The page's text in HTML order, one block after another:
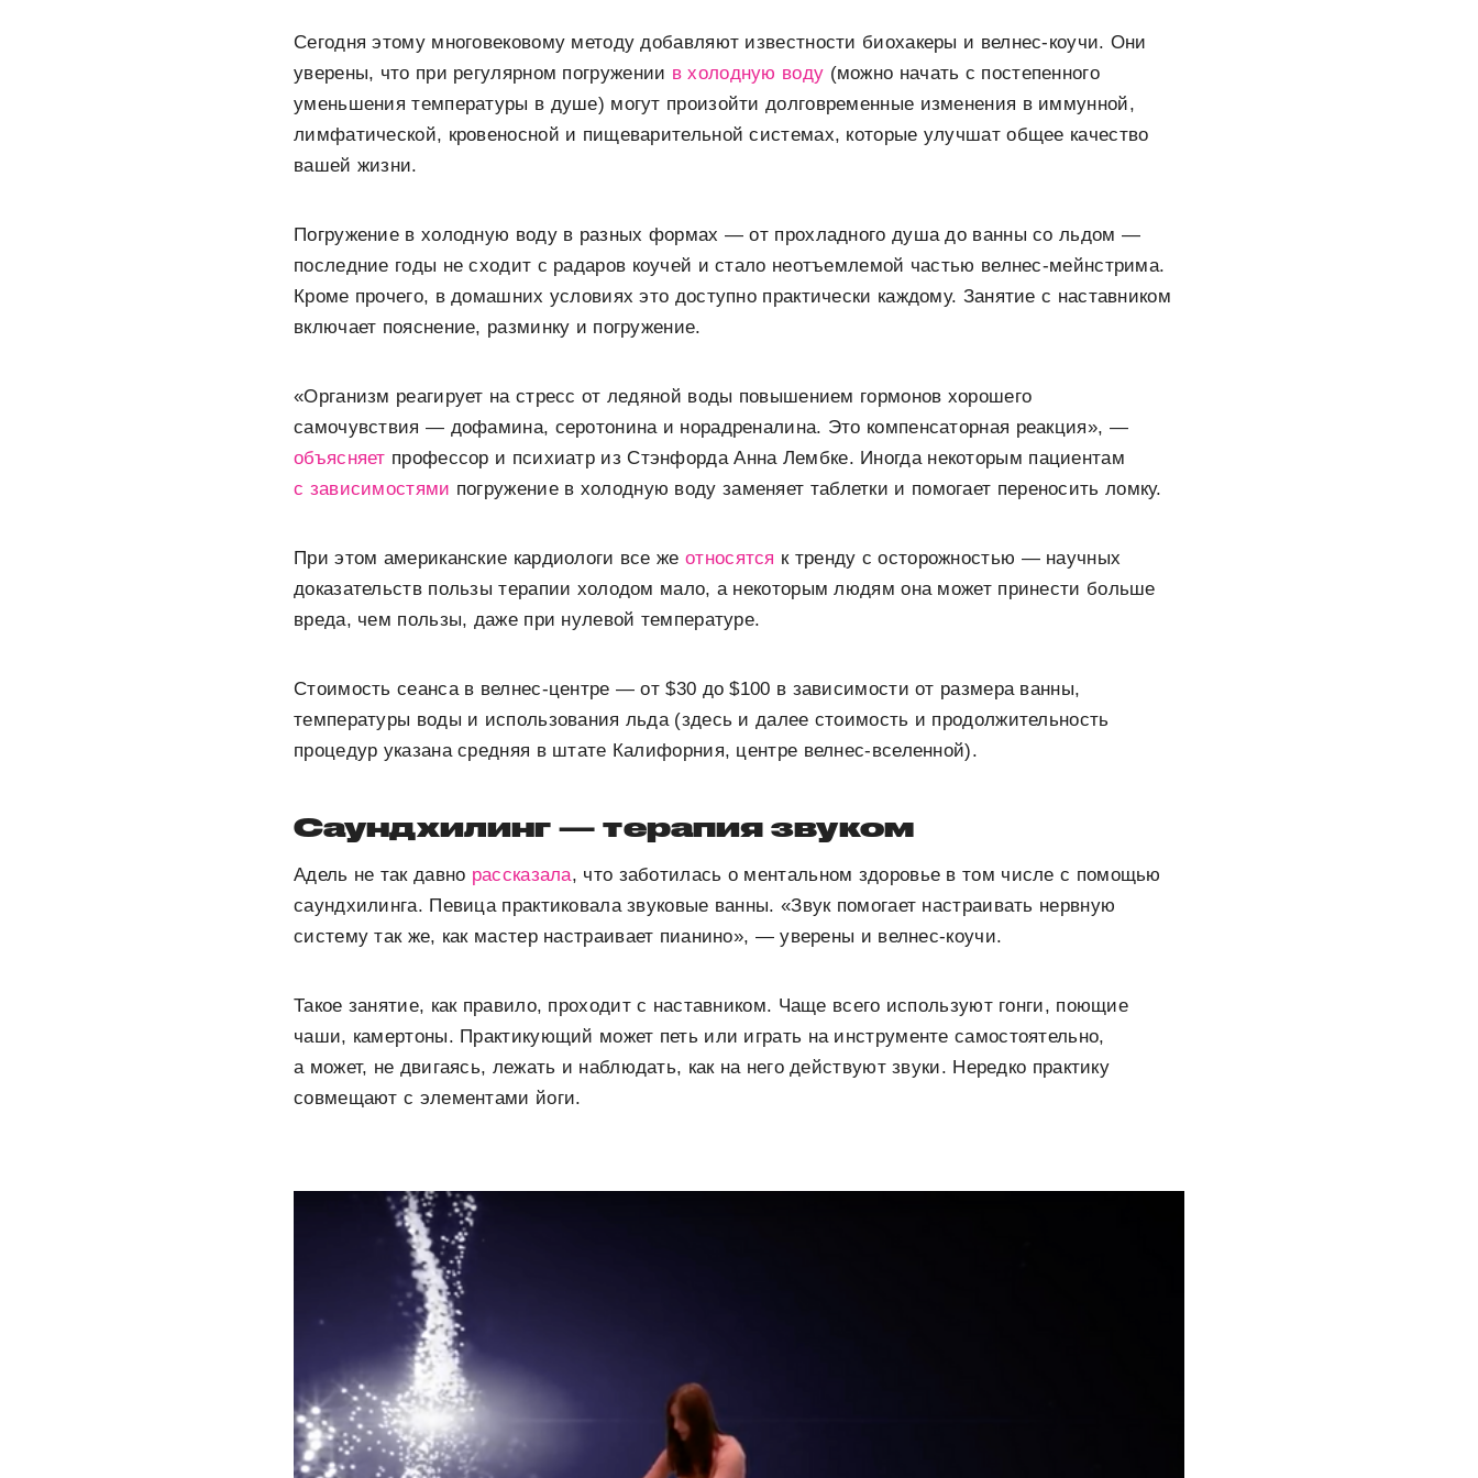
Сегодня этому многовековому методу добавляют известности биохакеры и велнес-коучи. Они
уверены, что при регулярном погружении в холодную воду (можно начать с постепенного
уменьшения температуры в душе) могут произойти долговременные изменения в иммунной,
лимфатической, кровеносной и пищеварительной системах, которые улучшат общее качество
вашей жизни.
Погружение в холодную воду в разных формах — от прохладного душа до ванны со льдом —
последние годы не сходит с радаров коучей и стало неотъемлемой частью велнес-мейнстрима.
Кроме прочего, в домашних условиях это доступно практически каждому. Занятие с наставником
включает пояснение, разминку и погружение.
«Организм реагирует на стресс от ледяной воды повышением гормонов хорошего
самочувствия — дофамина, серотонина и норадреналина. Это компенсаторная реакция», —
объясняет профессор и психиатр из Стэнфорда Анна Лембке. Иногда некоторым пациентам
с зависимостями погружение в холодную воду заменяет таблетки и помогает переносить ломку.
При этом американские кардиологи все же относятся к тренду с осторожностью — научных
доказательств пользы терапии холодом мало, а некоторым людям она может принести больше
вреда, чем пользы, даже при нулевой температуре.
Стоимость сеанса в велнес-центре — от $30 до $100 в зависимости от размера ванны,
температуры воды и использования льда (здесь и далее стоимость и продолжительность
процедур указана средняя в штате Калифорния, центре велнес-вселенной).
Саундхилинг — терапия звуком
Адель не так давно рассказала, что заботилась о ментальном здоровье в том числе с помощью
саундхилинга. Певица практиковала звуковые ванны. «Звук помогает настраивать нервную
систему так же, как мастер настраивает пианино», — уверены и велнес-коучи.
Такое занятие, как правило, проходит с наставником. Чаще всего используют гонги, поющие
чаши, камертоны. Практикующий может петь или играть на инструменте самостоятельно,
а может, не двигаясь, лежать и наблюдать, как на него действуют звуки. Нередко практику
совмещают с элементами йоги.